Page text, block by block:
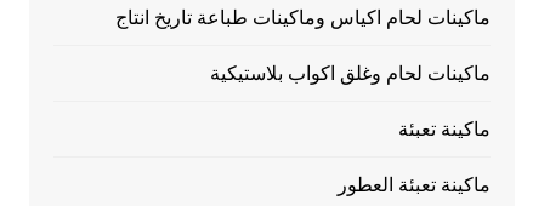
ماكينات لحام اكياس وماكينات طباعة تاريخ انتاج
ماكينات لحام وغلق اكواب بلاستيكية
ماكينة تعبئة
ماكينة تعبئة العطور